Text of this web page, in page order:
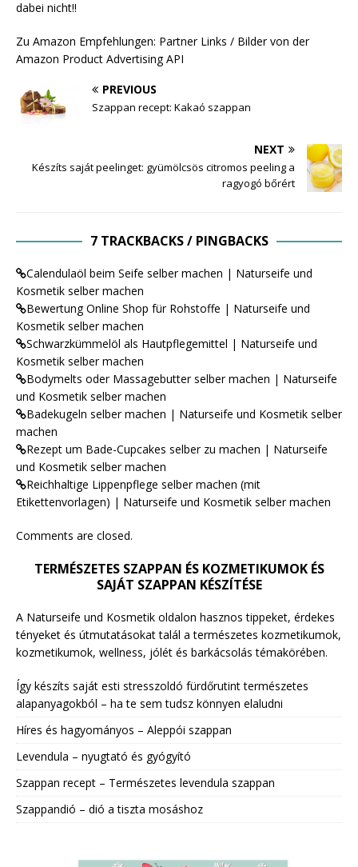
dabei nicht!!
Zu Amazon Empfehlungen: Partner Links / Bilder von der
Amazon Product Advertising API
PREVIOUS
Szappan recept: Kakaó szappan
NEXT
Készíts saját peelinget: gyümölcsös citromos peeling a
ragyogó bőrért
7 TRACKBACKS / PINGBACKS
Calendulaöl beim Seife selber machen | Naturseife und
Kosmetik selber machen
Bewertung Online Shop für Rohstoffe | Naturseife und
Kosmetik selber machen
Schwarzkümmelöl als Hautpflegemittel | Naturseife und
Kosmetik selber machen
Bodymelts oder Massagebutter selber machen | Naturseife
und Kosmetik selber machen
Badekugeln selber machen | Naturseife und Kosmetik selber
machen
Rezept um Bade-Cupcakes selber zu machen | Naturseife
und Kosmetik selber machen
Reichhaltige Lippenpflege selber machen (mit
Etikettenvorlagen) | Naturseife und Kosmetik selber machen
Comments are closed.
TERMÉSZETES SZAPPAN ÉS KOZMETIKUMOK ÉS
SAJÁT SZAPPAN KÉSZÍTÉSE
A Naturseife und Kosmetik oldalon hasznos tippeket, érdekes
tényeket és útmutatásokat talál a természetes kozmetikumok,
kozmetikumok, wellness, jólét és barkácsolás témakörében.
Így készíts saját esti stresszoldó fürdőrutint természetes
alapanyagokból – ha te sem tudsz könnyen elaludni
Híres és hagyományos – Aleppói szappan
Levendula – nyugtató és gyógyító
Szappan recept – Természetes levendula szappan
Szappandió – dió a tiszta mosáshoz